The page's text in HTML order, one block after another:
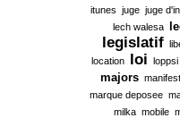
itunes juge juge
lech walesa
legislatif
location
loi loppsi
majors
marque deposee
milka mobile